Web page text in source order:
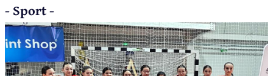
- Sport -